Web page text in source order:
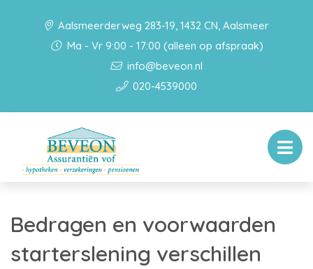
Aalsmeerderweg 283-19, 1432 CN, Aalsmeer
Ma - Vr 9:00 - 17:00 (alleen op afspraak)
info@beveon.nl
020-4539000
Bedragen en voorwaarden
starterslening verschillen